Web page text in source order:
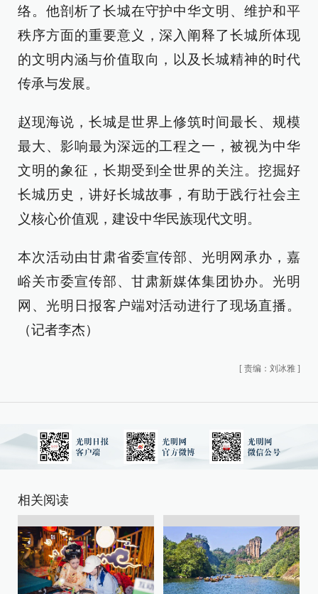
络。他剖析了长城在守护中华文明、维护和平
秩序方面的重要意义，深入阐释了长城所体现
的文明内涵与价值取向，以及长城精神的时代
传承与发展。
赵现海说，长城是世界上修筑时间最长、规模
最大、影响最为深远的工程之一，被视为中华
文明的象征，长期受到全世界的关注。挖掘好
长城历史，讲好长城故事，有助于践行社会主
义核心价值观，建设中华民族现代文明。
本次活动由甘肃省委宣传部、光明网承办，嘉
峪关市委宣传部、甘肃新媒体集团协办。光明
网、光明日报客户端对活动进行了现场直播。
（记者李杰）
[ 责编：刘冰雅 ]
相关阅读